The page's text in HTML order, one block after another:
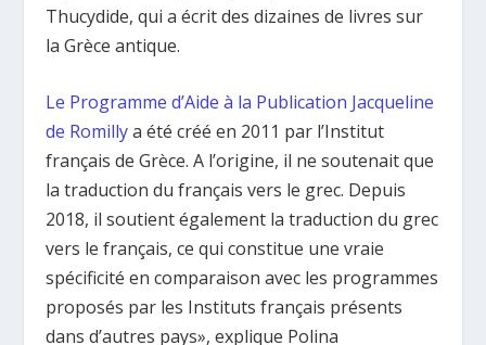
Thucydide, qui a écrit des dizaines de livres sur
la Grèce antique.
Le Programme d’Aide à la Publication Jacqueline
de Romillya été créé en 2011 par l’Institut
français de Grèce. A l’origine, il ne soutenait que
la traduction du français vers le grec. Depuis
2018, il soutient également la traduction du grec
vers le français, ce qui constitue une vraie
spécificité en comparaison avec les programmes
proposés par les Instituts français présents
dans d’autres pays», explique Polina